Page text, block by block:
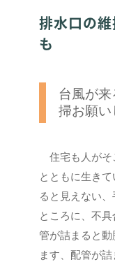
排水口の
も
台風が
掃お願い
住宅も人がそ
とともに生き
ると見えない
ところに、不
管が詰まると
ます、配管が